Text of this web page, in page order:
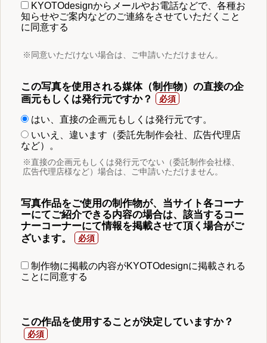
KYOTOdesignからメールやお電話などで、各種お
知らせやご案内などのご連絡をさせていただくこと
に同意する
※同意いただけない場合は、ご申請いただけません。
この写真を使用される媒体（制作物）の直接の企
画元もしくは発行元ですか？
はい、直接の企画元もしくは発行元です。
いいえ、違います（委託先制作会社、広告代理店
など）。
※直接の企画元もしくは発行元でない（委託制作会社様、
広告代理店様など）場合は、ご申請いただけません。
写真作品をご使用の制作物が、当サイト各コーナ
ーにてご紹介できる内容の場合は、該当するコー
ナーコーナーにて情報を掲載させて頂く場合がご
ざいます。
制作物に掲載の内容がKYOTOdesignに掲載される
ことに同意する
この作品を使用することが決定していますか？